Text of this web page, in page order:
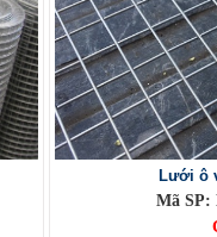
Lưới ô
Mã SP: